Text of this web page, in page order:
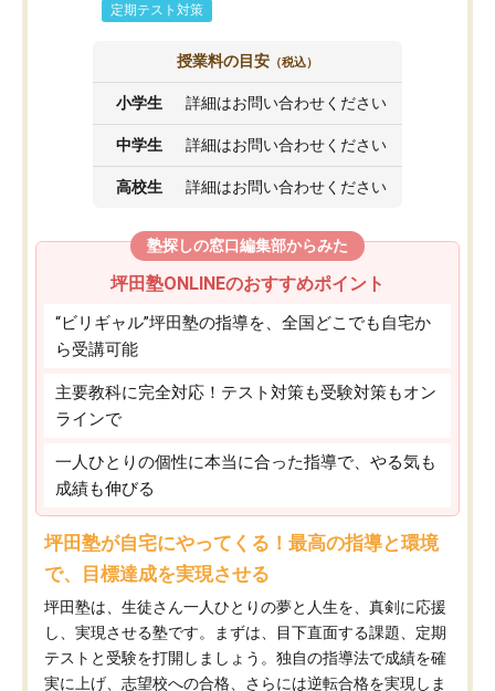
定期テスト対策
授業料の目安 （税込）
小学生 詳細はお問い合わせください
中学生 詳細はお問い合わせください
高校生 詳細はお問い合わせください
塾探しの窓口編集部からみた
坪田塾ONLINEのおすすめポイント
“ビリギャル”坪田塾の指導を、全国どこでも自宅か
ら受講可能
主要教科に完全対応！テスト対策も受験対策もオン
ラインで
一人ひとりの個性に本当に合った指導で、やる気も
成績も伸びる
坪田塾が自宅にやってくる！最高の指導と環境
で、目標達成を実現させる
坪田塾は、生徒さん一人ひとりの夢と人生を、真剣に応援
し、実現させる塾です。まずは、目下直面する課題、定期
テストと受験を打開しましょう。独自の指導法で成績を確
実に上げ、志望校への合格、さらには逆転合格を実現しま